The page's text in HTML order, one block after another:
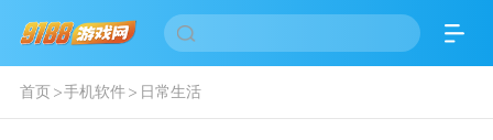
首页>手机软件> 日常生活